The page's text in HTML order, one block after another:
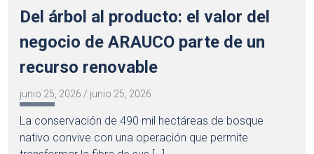
Del árbol al producto: el valor del
negocio de ARAUCO parte de un
recurso renovable
junio 25, 2026 / junio 25, 2026
La conservación de 490 mil hectáreas de bosque
nativo convive con una operación que permite